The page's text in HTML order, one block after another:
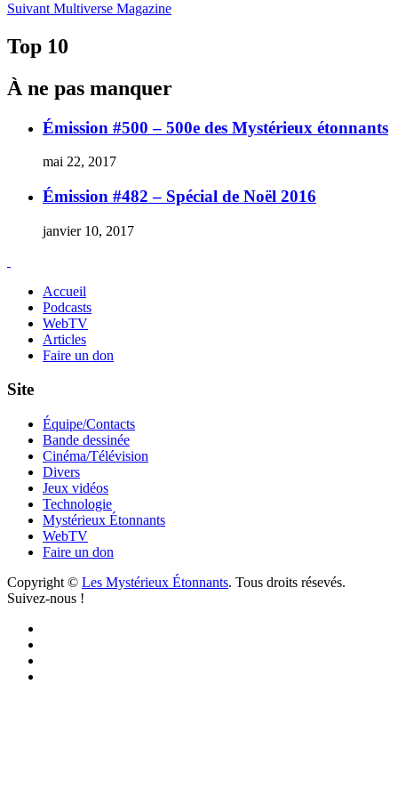
de
l'article
précédent :
Suivant Article
Multiverse Magazine
Top 10
À ne pas manquer
Émission #500 – 500e des Mystérieux étonnants
mai 22, 2017
Émission #482 – Spécial de Noël 2016
janvier 10, 2017
Accueil
Podcasts
WebTV
Articles
Faire un don
Site
Équipe/Contacts
Bande dessinée
Cinéma/Télévision
Divers
Jeux vidéos
Technologie
Mystérieux Étonnants
WebTV
Faire un don
Copyright © Les Mystérieux Étonnants. Tous droits résevés.
Suivez-nous !